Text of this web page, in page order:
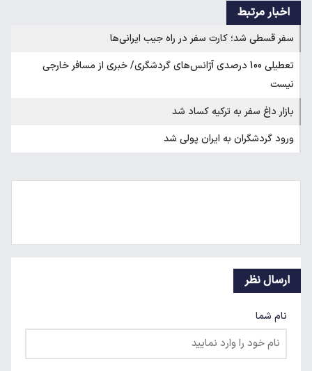
اخبار مرتبط
سفر قسطی شد؛ کارت سفر در راه جیب ایرانی‌ها
تعطیلی 100 درصدی آژانس‌‌های گردشگری/ خبری از مسافر خارجی
نیست
بازار داغ سفر به ترکیه کساد شد
ورود گردشگران به ایران پولی شد
ارسال نظر
نام شما